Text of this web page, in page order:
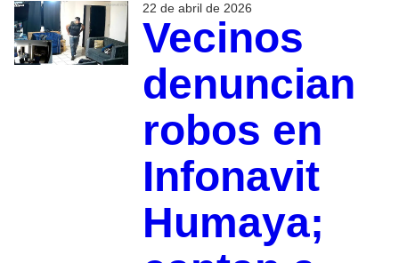
22 de abril de 2026
Vecinos
denuncian
robos en
Infonavit
Humaya;